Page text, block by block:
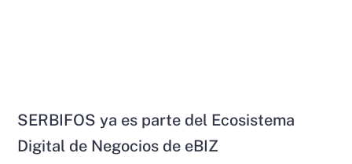
SERBIFOS ya es parte del Ecosistema
Digital de Negocios de eBIZ